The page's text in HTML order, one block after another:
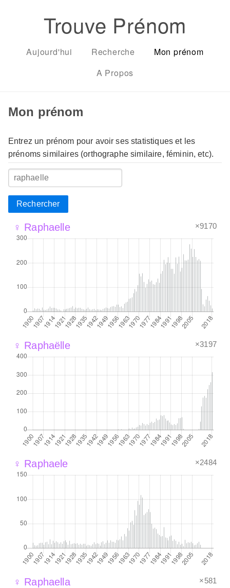
Trouve Prénom
Aujourd'hui Recherche
Mon prénom
A Propos
Mon prénom
Entrez un prénom pour avoir ses statistiques et les
prénoms similaires (orthographe similaire, féminin, etc).
Rechercher
♀ Raphaelle ×9170
♀ Raphaëlle ×3197
♀ Raphaele ×2484
♀ Raphaella ×581